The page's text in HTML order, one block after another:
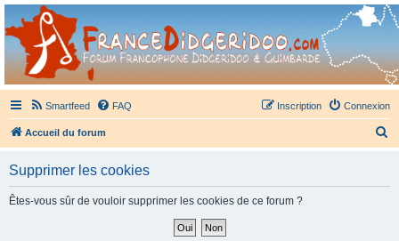
France Didgeridoo
Didgeridoo et Guimbarde sur France Didgeridoo - retrouvez la communauté.
Smartfeed FAQ Connexion
Inscription
Accueil du forum
Supprimer les cookies
Êtes-vous sûr de vouloir supprimer les cookies de ce forum ?